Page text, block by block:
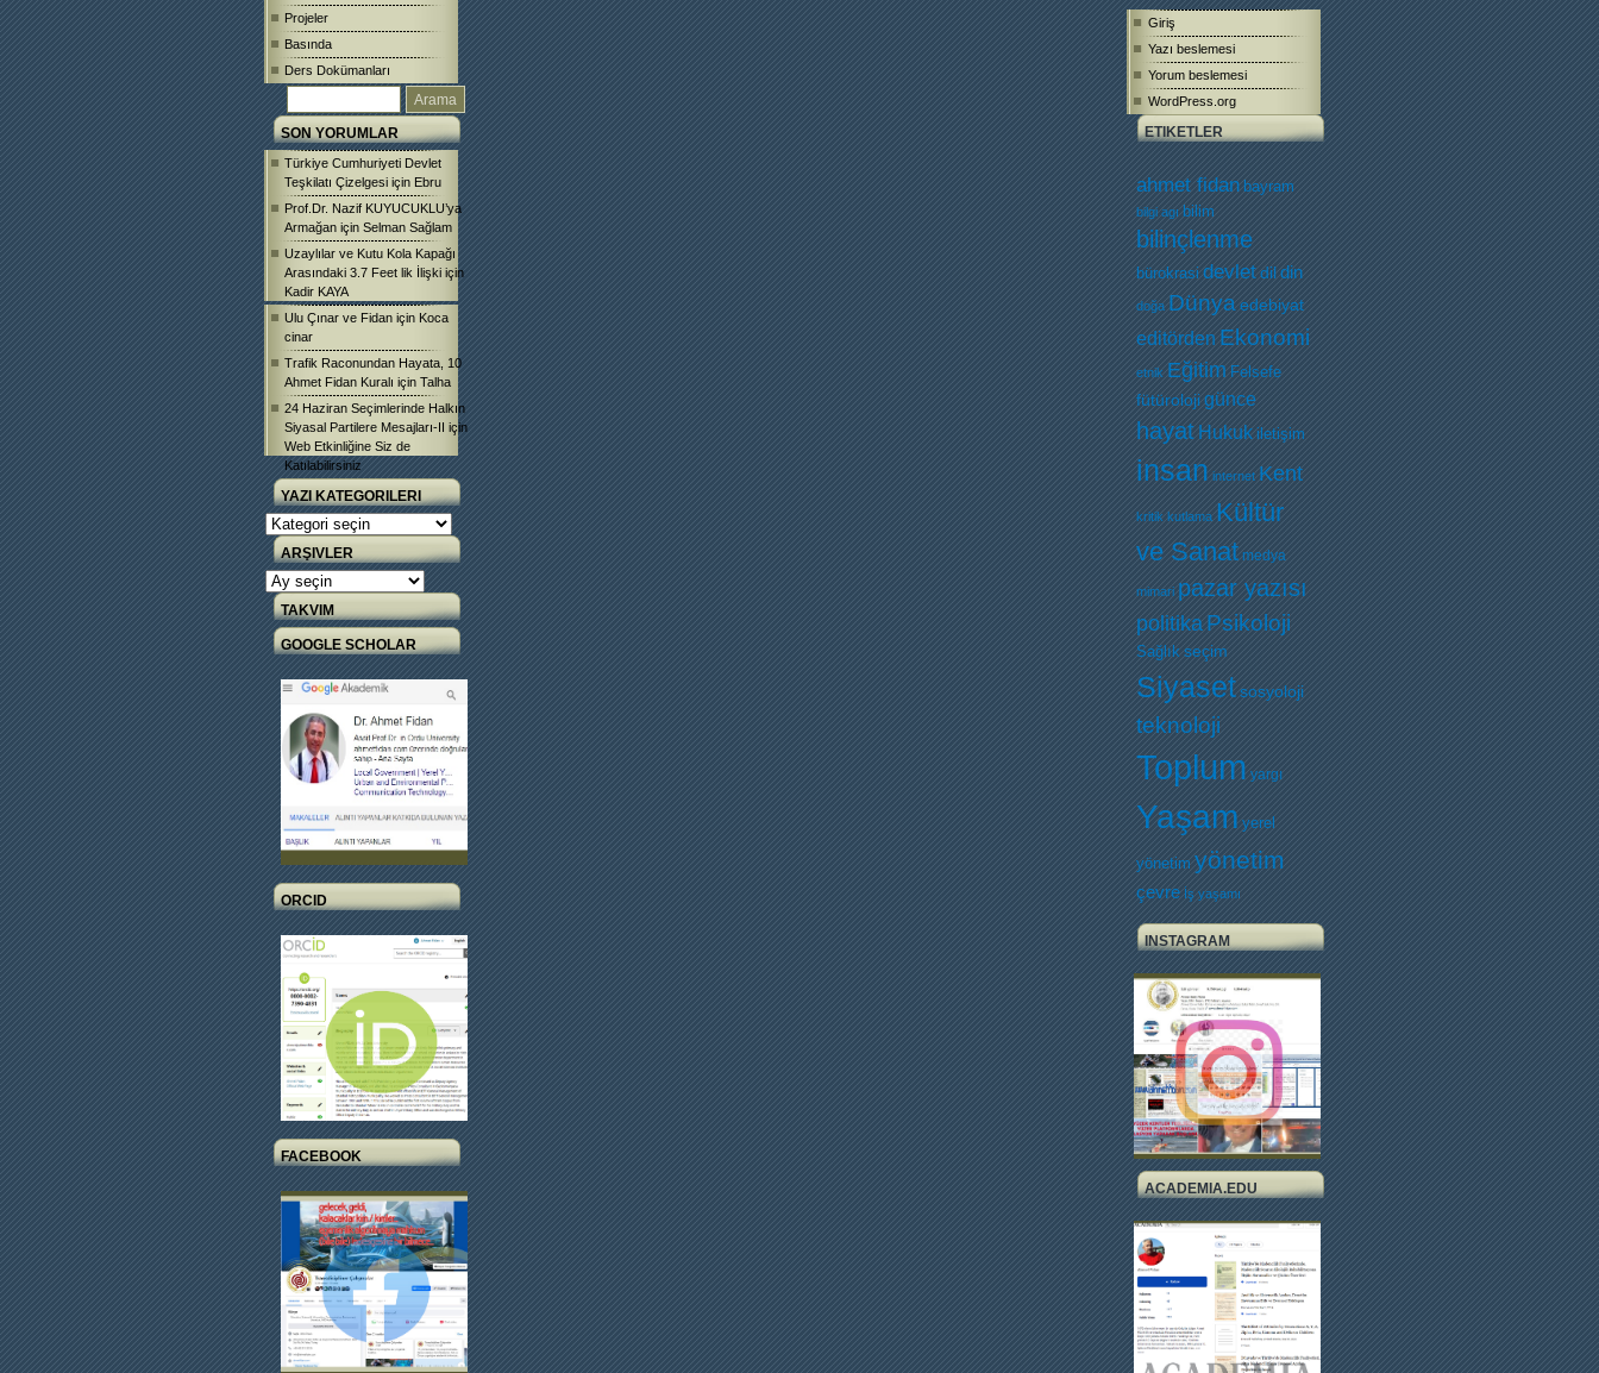
Projeler
Basında
Ders Dokümanları
SON YORUMLAR
Türkiye Cumhuriyeti Devlet
Teşkilatı Çizelgesi için Ebru
Prof.Dr. Nazif KUYUCUKLU’ya
Armağan için Selman Sağlam
Uzaylılar ve Kutu Kola Kapağı
Arasındaki 3.7 Feet lik İlişki için
Kadir KAYA
Ulu Çınar ve Fidan için Koca
cinar
Trafik Raconundan Hayata, 10
Ahmet Fidan Kuralı için Talha
24 Haziran Seçimlerinde Halkın
Siyasal Partilere Mesajları-II için
Web Etkinliğine Siz de
Katılabilirsiniz
YAZI KATEGORILERI
Yazı
Kategorileri
ARŞIVLER
Arşivler
TAKVIM
GOOGLE SCHOLAR
ORCID
FACEBOOK
Giriş
Yazı beslemesi
Yorum beslemesi
WordPress.org
ETIKETLER
ahmet fidan bayram
bilgi agı bilim
bilinçlenme
bürokrasi devletdildin
doğa Dünya edebiyat
editörden Ekonomi
etnik Eğitim Felsefe
fütürolojigünce
hayatHukuk iletişim
insan internet Kent
kritik kutlama Kültür
ve Sanat medya
mimari pazar yazısı
politikaPsikoloji
Sağlık seçim
Siyasetsosyoloji
teknoloji
Toplum yargı
Yaşam yerel
yönetim yönetim
çevre İş yaşamı
INSTAGRAM
ACADEMIA.EDU